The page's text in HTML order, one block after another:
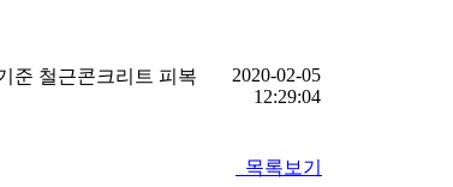
준 철근콘크리트 피복
2020-02-05
12:29:04
목록보기